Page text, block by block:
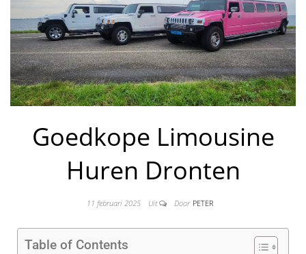
Goedkope Limousine
Huren Dronten
11 februari 2025 Uit Door PETER
Table of Contents